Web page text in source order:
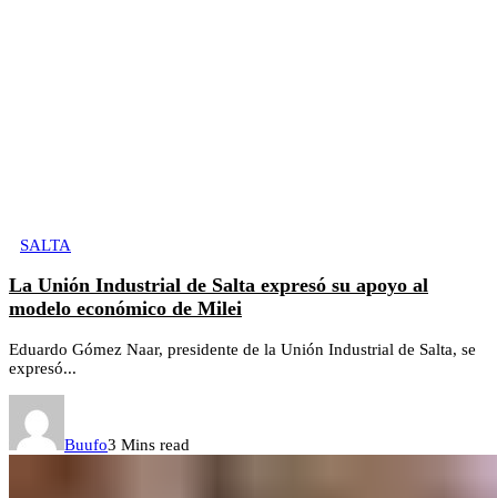
SALTA
La Unión Industrial de Salta expresó su apoyo al
modelo económico de Milei
Eduardo Gómez Naar, presidente de la Unión Industrial de Salta, se
expresó...
Buufo3 Mins read